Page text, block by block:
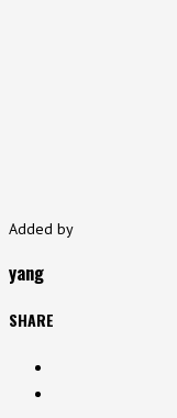
Added by
yang
SHARE